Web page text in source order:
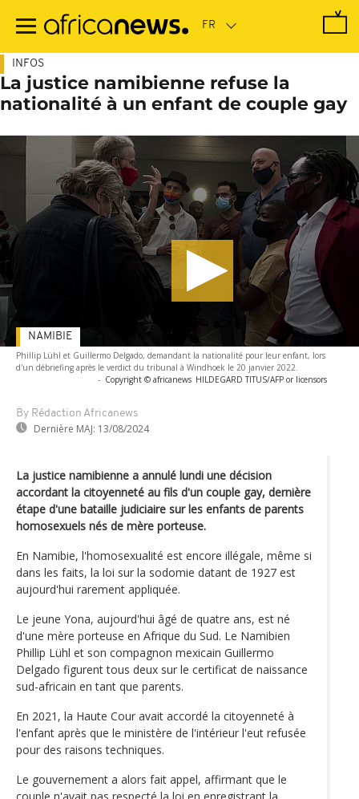
contenu
INFOS
La justice namibienne refuse la
nationalité à un enfant de couple gay
Phillip Lühl et Guillermo Delgado, demandant la nationalité pour leur enfant, lors
d'un débriefing après le verdict du tribunal à Windhoek le 20 janvier 2022.
- Copyright © africanews HILDEGARD TITUS/AFP or licensors
By Rédaction Africanews
Dernière MAJ: 13/08/2024
NAMIBIE
La justice namibienne a annulé lundi une décision
accordant la citoyenneté au fils d'un couple gay, dernière
étape d'une bataille judiciaire sur les enfants de parents
homosexuels nés de mère porteuse.
En Namibie, l'homosexualité est encore illégale, même si
dans les faits, la loi sur la sodomie datant de 1927 est
aujourd'hui rarement appliquée.
Le jeune Yona, aujourd'hui âgé de quatre ans, est né
d'une mère porteuse en Afrique du Sud. Le Namibien
Phillip Lühl et son compagnon mexicain Guillermo
Delgado figurent tous deux sur le certificat de naissance
sud-africain en tant que parents.
En 2021, la Haute Cour avait accordé la citoyenneté à
l'enfant après que le ministère de l'intérieur l'eut refusée
pour des raisons techniques.
Le gouvernement a alors fait appel, affirmant que le